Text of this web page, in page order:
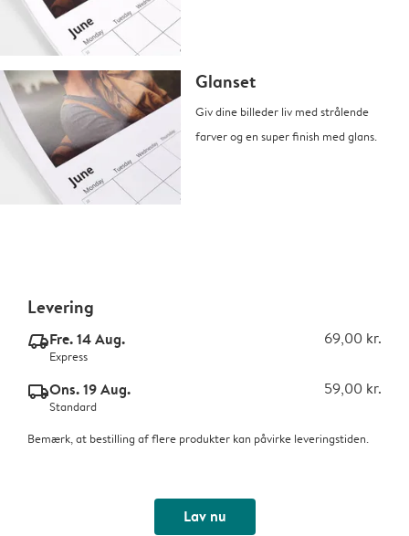
Glanset
Giv dine billeder liv med strålende
farver og en super finish med glans.
Levering
delivery_express_v2Fre. 14 Aug. 69,00 kr.
Express
delivery_standard_v2Ons. 19 Aug. 59,00 kr.
Standard
Bemærk, at bestilling af flere produkter kan påvirke leveringstiden.
Lav nu